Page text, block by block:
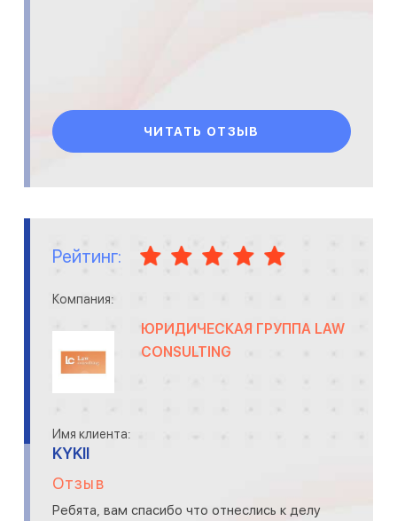
ЧИТАТЬ ОТЗЫВ
Рейтинг:
Компания:
ЮРИДИЧЕСКАЯ ГРУППА LAW
CONSULTING
Имя клиента:
KYKII
Отзыв
Ребята, вам спасибо что отнеслись к делу